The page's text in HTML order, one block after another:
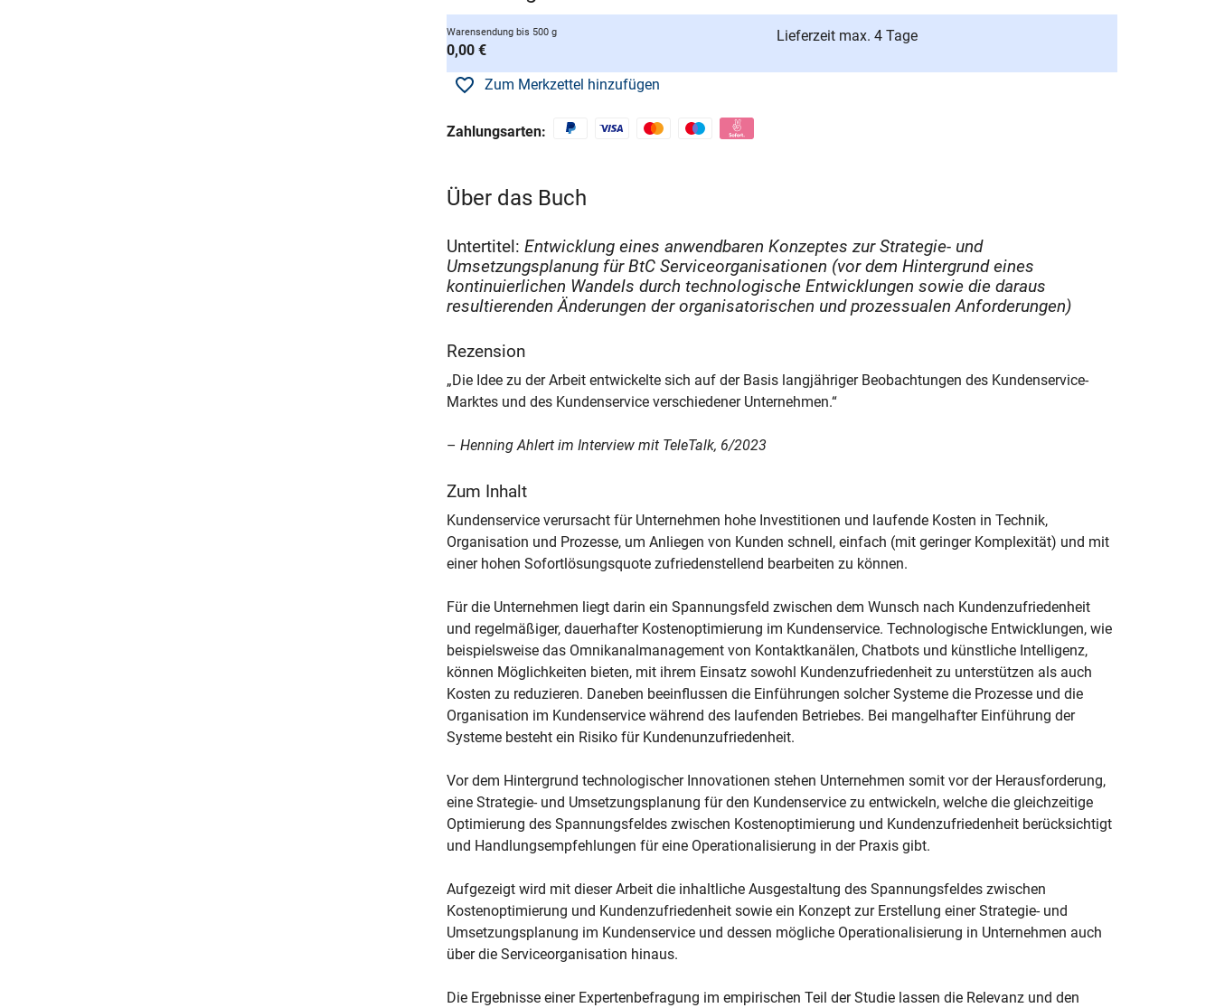
Warensendung bis 500 g
0,00 €
Lieferzeit max. 4 Tage
Zum Merkzettel hinzufügen
Zahlungsarten:
Über das Buch
Untertitel: Entwicklung eines anwendbaren Konzeptes zur Strategie- und
Umsetzungsplanung für BtC Serviceorganisationen (vor dem Hintergrund eines
kontinuierlichen Wandels durch technologische Entwicklungen sowie die daraus
resultierenden Änderungen der organisatorischen und prozessualen Anforderungen)
Rezension
„Die Idee zu der Arbeit entwickelte sich auf der Basis langjähriger Beobachtungen des Kundenservice-
Marktes und des Kundenservice verschiedener Unternehmen.“
– Henning Ahlert im Interview mit TeleTalk, 6/2023
Zum Inhalt
Kundenservice verursacht für Unternehmen hohe Investitionen und laufende Kosten in Technik,
Organisation und Prozesse, um Anliegen von Kunden schnell, einfach (mit geringer Komplexität) und mit
einer hohen Sofortlösungsquote zufriedenstellend bearbeiten zu können.
Für die Unternehmen liegt darin ein Spannungsfeld zwischen dem Wunsch nach Kundenzufriedenheit
und regelmäßiger, dauerhafter Kostenoptimierung im Kundenservice. Technologische Entwicklungen, wie
beispielsweise das Omnikanalmanagement von Kontaktkanälen, Chatbots und künstliche Intelligenz,
können Möglichkeiten bieten, mit ihrem Einsatz sowohl Kundenzufriedenheit zu unterstützen als auch
Kosten zu reduzieren. Daneben beeinflussen die Einführungen solcher Systeme die Prozesse und die
Organisation im Kundenservice während des laufenden Betriebes. Bei mangelhafter Einführung der
Systeme besteht ein Risiko für Kundenunzufriedenheit.
Vor dem Hintergrund technologischer Innovationen stehen Unternehmen somit vor der Herausforderung,
eine Strategie- und Umsetzungsplanung für den Kundenservice zu entwickeln, welche die gleichzeitige
Optimierung des Spannungsfeldes zwischen Kostenoptimierung und Kundenzufriedenheit berücksichtigt
und Handlungsempfehlungen für eine Operationalisierung in der Praxis gibt.
Aufgezeigt wird mit dieser Arbeit die inhaltliche Ausgestaltung des Spannungsfeldes zwischen
Kostenoptimierung und Kundenzufriedenheit sowie ein Konzept zur Erstellung einer Strategie- und
Umsetzungsplanung im Kundenservice und dessen mögliche Operationalisierung in Unternehmen auch
über die Serviceorganisation hinaus.
Die Ergebnisse einer Expertenbefragung im empirischen Teil der Studie lassen die Relevanz und den